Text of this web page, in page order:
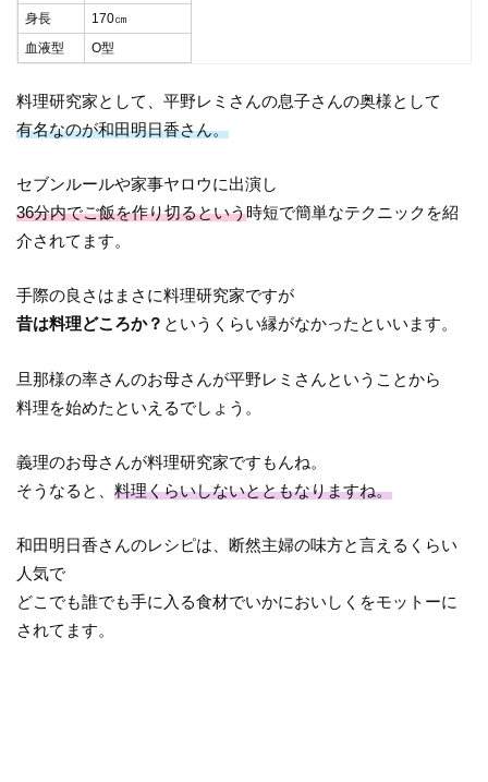
身長
170㎝
血液型
O型
料理研究家として、平野レミさんの息子さんの奥様として
有名なのが和田明日香さん。
セブンルールや家事ヤロウに出演し
36分内でご飯を作り切るという時短で簡単なテクニックを紹
介されてます。
手際の良さはまさに料理研究家ですが
昔は料理どころか？ というくらい縁がなかったといいます。
旦那様の率さんのお母さんが平野レミさんということから
料理を始めたといえるでしょう。
義理のお母さんが料理研究家ですもんね。
そうなると、料理くらいしないとともなりますね。
和田明日香さんのレシピは、断然主婦の味方と言えるくらい
人気で
どこでも誰でも手に入る食材でいかにおいしくをモットーに
されてます。